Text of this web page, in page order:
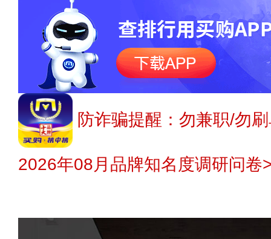
防诈骗提醒：勿兼职/勿
2026年08月品牌知名度调研问卷